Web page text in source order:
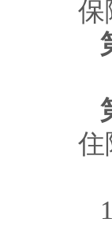
保
住
1